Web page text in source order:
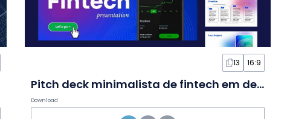
13 16:9
Pitch deck minimalista de fintech em degradê em Slides
Download